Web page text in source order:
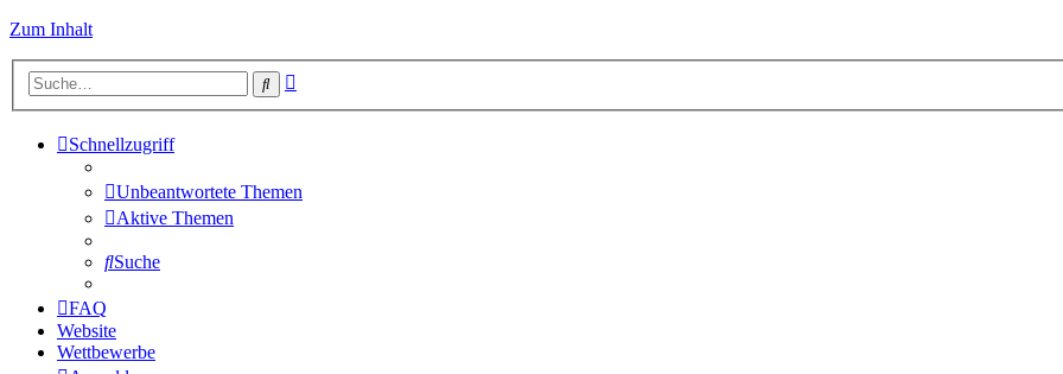
Zum Inhalt
Suche
Schnellzugriff
Unbeantwortete Themen
Aktive Themen
Suche
FAQ
Website
Wettbewerbe